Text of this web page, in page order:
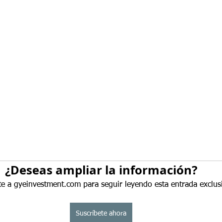
¿Deseas ampliar la información?
a gyeinvestment.com para seguir leyendo esta entrada
Suscríbete ahora